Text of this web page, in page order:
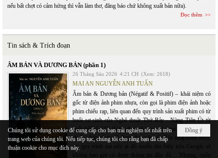
nếu bất chợt có cảm hứng thì vẫn làm thơ, đăng báo chứ không xuất bản nữa).
Đọc thêm
Tin sách & Trích đoạn
ÂM BẢN VÀ DƯƠNG BẢN (phần 1)
26 Tháng Sáu 2026 4:21 CH (Xem: 2618)
MAI AN NGUYỄN ANH TUẤN
Âm bản & Dương bản (Négatif & Positif) – khái niệm có
gốc từ điện ảnh phim nhựa, còn gọi là phim điện ảnh hoặc
phim chiếu rạp, liên quan đến quy trình sản xuất phim có từ
buổi sơ sinh của Nghệ thuật Thứ Bảy - Nàng Tiên Út từ
cuối thế kỷ XIX (hiện phim nhựa và các loại máy quay máy
chiếu phim nhựa đã được đưa vào các Bảo tàng Điện ảnh),
cái quy trình mà nếu ai đó muốn tìm hiểu trên Google sẽ
Đồng ý
Chúng tôi sử dụng cookie để cung cấp cho bạn trải nghiệm tốt nhất trên
trang web của chúng tôi. Nếu tiếp tục, chúng tôi cho rằng bạn đã chấp
thuận cookie cho mục đích này.